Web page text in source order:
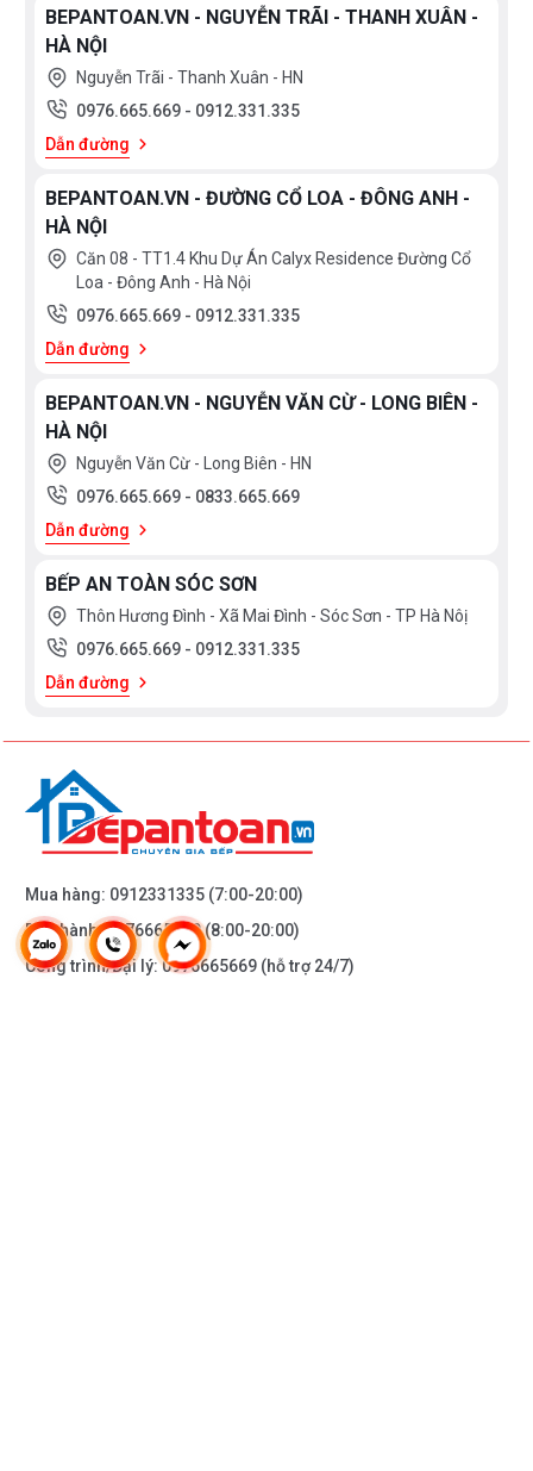
BEPANTOAN.VN - NGUYỄN TRÃI - THANH XUÂN -
HÀ NỘI
Nguyễn Trãi - Thanh Xuân - HN
0976.665.669 - 0912.331.335
Dẫn đường
BEPANTOAN.VN - ĐƯỜNG CỔ LOA - ĐÔNG ANH -
HÀ NỘI
Căn 08 - TT1.4 Khu Dự Án Calyx Residence Đường Cổ
Loa - Đông Anh - Hà Nội
0976.665.669 - 0912.331.335
Dẫn đường
BEPANTOAN.VN - NGUYỄN VĂN CỪ - LONG BIÊN -
HÀ NỘI
Nguyễn Văn Cừ - Long Biên - HN
0976.665.669 - 0833.665.669
Dẫn đường
BẾP AN TOÀN SÓC SƠN
Thôn Hương Đình - Xã Mai Đình - Sóc Sơn - TP Hà Nôị
0976.665.669 - 0912.331.335
Dẫn đường
Mua hàng: 0912331335 (7:00-20:00)
Bảo hành:0976665669(8:00-20:00)
Công trình/Đại lý:0976665669 (hỗ trợ 24/7)